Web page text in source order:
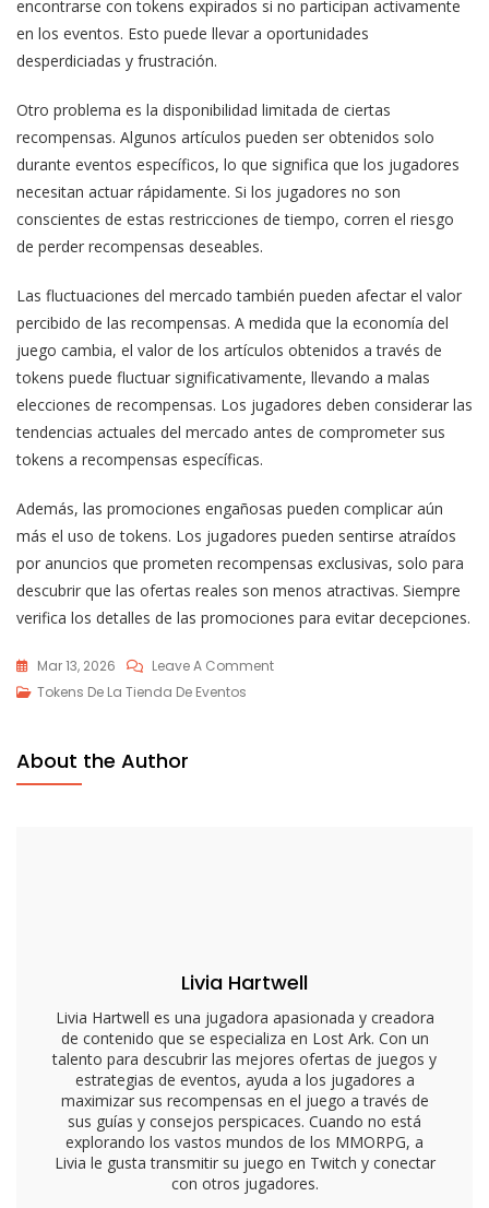
encontrarse con tokens expirados si no participan activamente
en los eventos. Esto puede llevar a oportunidades
desperdiciadas y frustración.
Otro problema es la disponibilidad limitada de ciertas
recompensas. Algunos artículos pueden ser obtenidos solo
durante eventos específicos, lo que significa que los jugadores
necesitan actuar rápidamente. Si los jugadores no son
conscientes de estas restricciones de tiempo, corren el riesgo
de perder recompensas deseables.
Las fluctuaciones del mercado también pueden afectar el valor
percibido de las recompensas. A medida que la economía del
juego cambia, el valor de los artículos obtenidos a través de
tokens puede fluctuar significativamente, llevando a malas
elecciones de recompensas. Los jugadores deben considerar las
tendencias actuales del mercado antes de comprometer sus
tokens a recompensas específicas.
Además, las promociones engañosas pueden complicar aún
más el uso de tokens. Los jugadores pueden sentirse atraídos
por anuncios que prometen recompensas exclusivas, solo para
descubrir que las ofertas reales son menos atractivas. Siempre
verifica los detalles de las promociones para evitar decepciones.
Mar 13, 2026 Leave A CommentOn
Eventos
Tendencias,
Recompensas
Tokens De La Tienda De Eventos
About the Author
Livia Hartwell
Livia Hartwell es una jugadora apasionada y creadora
de contenido que se especializa en Lost Ark. Con un
talento para descubrir las mejores ofertas de juegos y
estrategias de eventos, ayuda a los jugadores a
maximizar sus recompensas en el juego a través de
sus guías y consejos perspicaces. Cuando no está
explorando los vastos mundos de los MMORPG, a
Livia le gusta transmitir su juego en Twitch y conectar
con otros jugadores.